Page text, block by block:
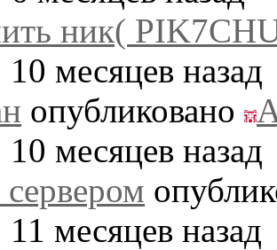
ник(
10 месяцев назад
опубликовано
10 месяцев назад
11 месяцев назад